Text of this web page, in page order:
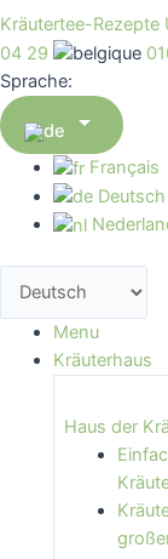
Kräutertee-Rezepte
04 29
Sprache:

Français
Deutsch
Menu
Kräuterhaus
Haus der